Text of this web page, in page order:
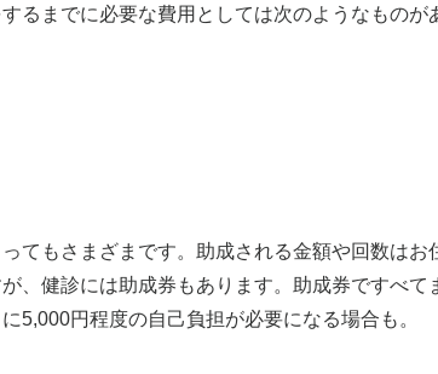
るまでに必要な費用としては次のようなものが
てもさまざまです。助成される金額や回数はお
、健診には助成券もあります。助成券ですべて
5,000円程度の自己負担が必要になる場合も。